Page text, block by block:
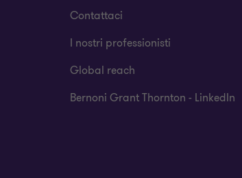
Contattaci
I nostri professionisti
Global reach
Bernoni Grant Thornton - LinkedIn